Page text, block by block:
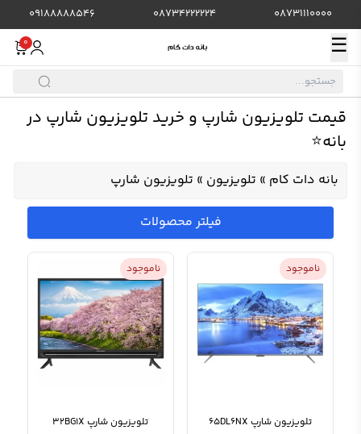
08731110000
08734222224
09188888546
☰
0
قیمت تلویزیون شارپ و خرید تلویزیون شارپ در
بانه⭐️
بانه دات کام » تلویزیون » تلویزیون شارپ
فیلتر محصولات
ناموجود
تلویزیون شارپ 65DL6NX
ناموجود
تلویزیون شارپ 32BG1X